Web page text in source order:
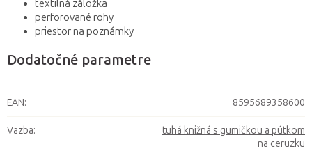
textilná záložka
perforované rohy
priestor na poznámky
Dodatočné parametre
EAN: 8595689358600
Väzba:
tuhá knižná s gumičkou a pútkom
na ceruzku